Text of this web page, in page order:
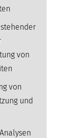
von
von
und